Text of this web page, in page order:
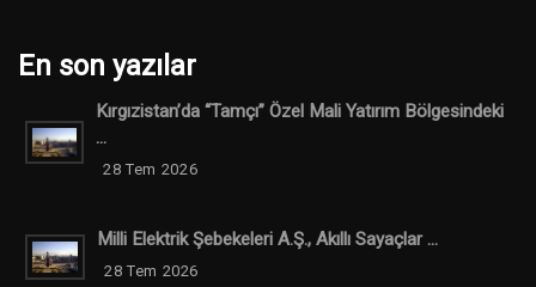
En son yazılar
Kırgızistan’da “Tamçı” Özel Mali Yatırım Bölgesindeki
...
28 Tem 2026
Milli Elektrik Şebekeleri A.Ş., Akıllı Sayaçlar ...
28 Tem 2026